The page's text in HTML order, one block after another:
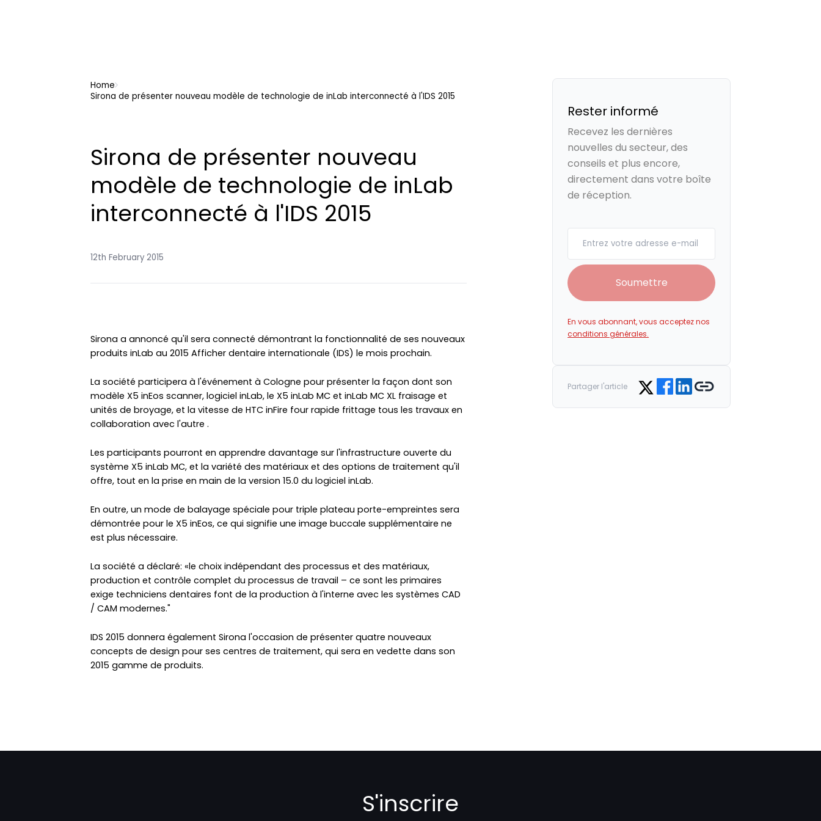
Home
Sirona de présenter nouveau modèle de technologie de inLab interconnecté à l'IDS 2015
Sirona de présenter nouveau
modèle de technologie de inLab
interconnecté à l'IDS 2015
12th February 2015
Sirona a annoncé qu'il sera connecté démontrant la fonctionnalité de ses nouveaux
produits inLab au 2015 Afficher dentaire internationale (IDS) le mois prochain.
La société participera à l'événement à Cologne pour présenter la façon dont son
modèle X5 inEos scanner, logiciel inLab, le X5 inLab MC et inLab MC XL fraisage et
unités de broyage, et la vitesse de HTC inFire four rapide frittage tous les travaux en
collaboration avec l'autre .
Les participants pourront en apprendre davantage sur l'infrastructure ouverte du
système X5 inLab MC, et la variété des matériaux et des options de traitement qu'il
offre, tout en la prise en main de la version 15.0 du logiciel inLab.
En outre, un mode de balayage spéciale pour triple plateau porte-empreintes sera
démontrée pour le X5 inEos, ce qui signifie une image buccale supplémentaire ne
est plus nécessaire.
La société a déclaré: «le choix indépendant des processus et des matériaux,
production et contrôle complet du processus de travail – ce sont les primaires
exige techniciens dentaires font de la production à l'interne avec les systèmes CAD
/ CAM modernes."
IDS 2015 donnera également Sirona l'occasion de présenter quatre nouveaux
concepts de design pour ses centres de traitement, qui sera en vedette dans son
2015 gamme de produits.
Rester informé
Recevez les dernières
nouvelles du secteur, des
conseils et plus encore,
directement dans votre boîte
de réception.
Soumettre
En vous abonnant, vous acceptez nos
conditions générales.
Partager l'article Share on Twitter
Share on Facebook
Share on LinkedIn
Copy link
S'inscrire